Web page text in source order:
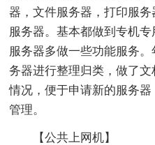
器，文件服务器，打印服
服务器。基本都做到专机
服务器多做一些功能服务
务器进行整理归类，做了
情况，便于申请新的服务
管理。
【公共上网机】